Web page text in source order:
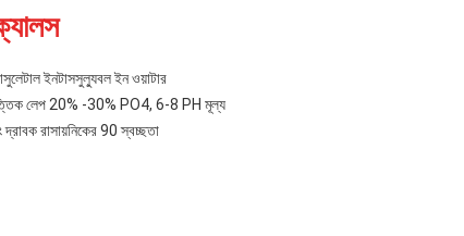
ইনটাসসুল্যুবল ইন ওয়াটার
লেপ 20% -30% PO4, 6-8 PH মূল্য
রাসায়নিকের 90 স্বচ্ছতা